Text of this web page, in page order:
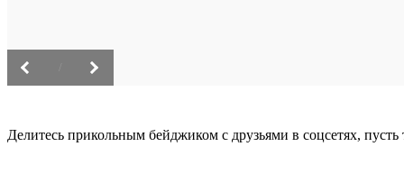
Делитесь прикольным бейджиком с друзьями в соцсетях,